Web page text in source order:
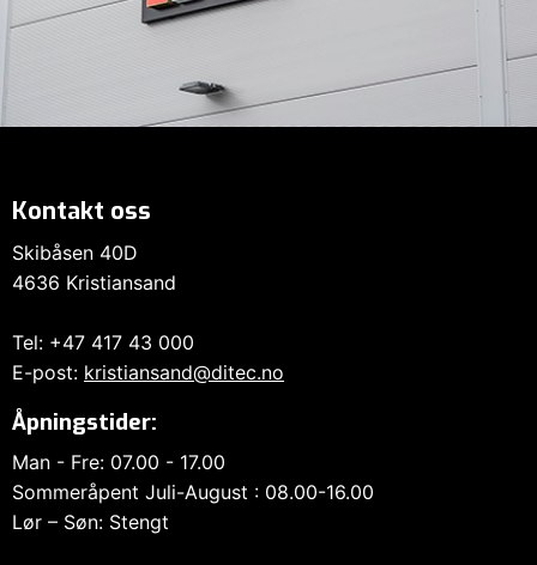
Kontakt oss
Skibåsen 40D
4636 Kristiansand
Tel: +47 417 43 000
E-post: kristiansand@ditec.no
Åpningstider:
Man - Fre: 07.00 - 17.00
Sommeråpent Juli-August : 08.00-16.00
Lør – Søn: Stengt